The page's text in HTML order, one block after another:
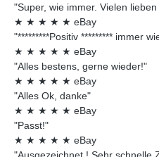
"Super, wie immer. Vielen
★ ★ ★ ★ ★ eBay
"*********Positiv ********* immer
★ ★ ★ ★ ★ eBay
"Alles bestens, gerne wieder!"
★ ★ ★ ★ ★ eBay
"Alles Ok, danke"
★ ★ ★ ★ ★ eBay
"Passt!"
★ ★ ★ ★ ★ eBay